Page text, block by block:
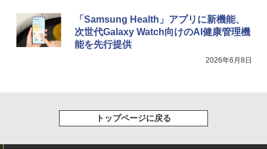
「Samsung Health」アプリに新機能、
次世代Galaxy Watch向けのAI健康管理機
能を先行提供
2026年6月8日
トップページに戻る